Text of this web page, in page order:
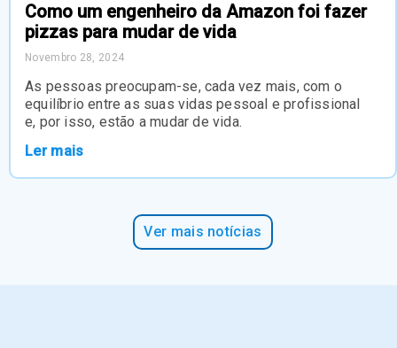
Como um engenheiro da Amazon foi fazer
pizzas para mudar de vida
Novembro 28, 2024
As pessoas preocupam-se, cada vez mais, com o
equilíbrio entre as suas vidas pessoal e profissional
e, por isso, estão a mudar de vida.
Ler mais
Ver mais notícias